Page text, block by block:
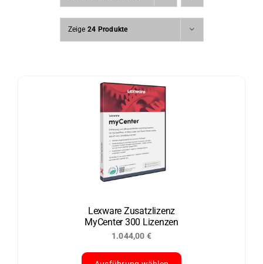
Zeige 24 Produkte
Lexware Zusatzlizenz
MyCenter 300 Lizenzen
1.044,00 €